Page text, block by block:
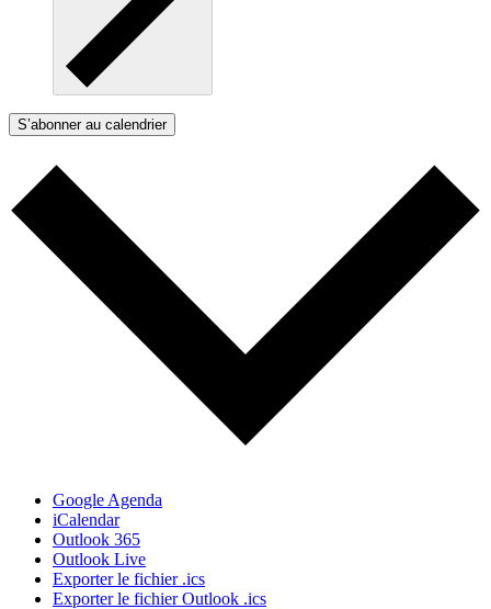
S’abonner au calendrier
Google Agenda
iCalendar
Outlook 365
Outlook Live
Exporter le fichier .ics
Exporter le fichier Outlook .ics